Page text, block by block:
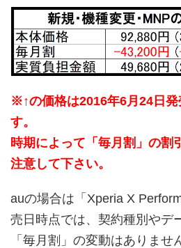
※↑の価格は2016年6月24日
す。
時期によって「毎月割」の割
注意して下さい。
auの場合は「Xperia X
売日時点では、契約種別やデ
「毎月割」の変動はありませ